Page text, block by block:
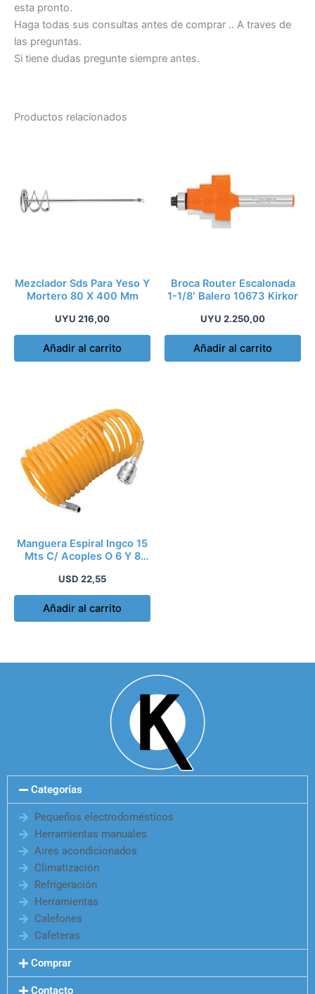
esta pronto.
Haga todas sus consultas antes de comprar .. A traves de
las preguntas.
Si tiene dudas pregunte siempre antes.
Productos relacionados
Mezclador Sds Para Yeso Y
Mortero 80 X 400 Mm
UYU 216,00
Añadir al carrito
Broca Router Escalonada
1-1/8′ Balero 10673 Kirkor
UYU 2.250,00
Añadir al carrito
Manguera Espiral Ingco 15
Mts C/ Acoples O 6 Y 8
USD 22,55
Añadir al carrito
Categorías
Pequeños electrodomésticos
Herramientas manuales
Aires acondicionados
Climatización
Refrigeración
Herramientas
Calefones
Cafeteras
Comprar
Contacto